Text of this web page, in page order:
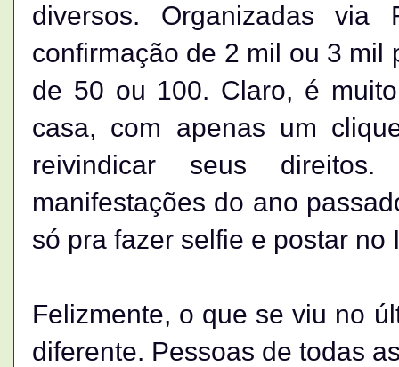
diversos. Organizadas
confirmação de 2 mil ou 3 mil
de 50 ou 100. Claro, é
casa, com apenas um
reivindicar seus
manifestações do ano
só pra fazer selfie e postar no
Felizmente, o que se viu no
diferente. Pessoas de todas